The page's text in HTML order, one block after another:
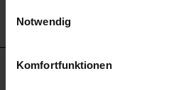
Ihre Einwilligung ist freiwillig und
Link „Cookie-Einstellungen“ im
verwendeten Technologien und
Daten finden Sie in unserer
Notwendig
Komfortfunktionen
Design: Pastell Mix
HERSTELLER